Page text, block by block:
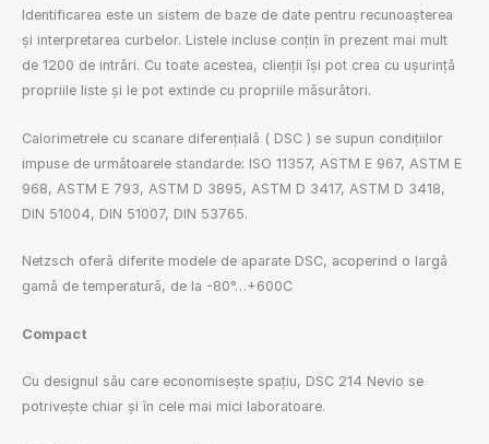
Identificarea este un sistem de baze de date pentru recunoașterea
și interpretarea curbelor. Listele incluse conțin în prezent mai mult
de 1200 de intrări. Cu toate acestea, clienții își pot crea cu ușurință
propriile liste și le pot extinde cu propriile măsurători.
Calorimetrele cu scanare diferențială ( DSC ) se supun condițiilor
impuse de următoarele standarde: ISO 11357, ASTM E 967, ASTM E
968, ASTM E 793, ASTM D 3895, ASTM D 3417, ASTM D 3418,
DIN 51004, DIN 51007, DIN 53765.
Netzsch oferă diferite modele de aparate DSC, acoperind o largă
gamă de temperatură, de la -80°…+600C
Compact
Cu designul său care economisește spațiu, DSC 214 Nevio se
potrivește chiar și în cele mai mici laboratoare.